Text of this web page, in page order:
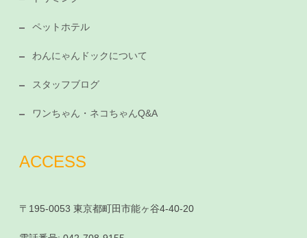
ペットホテル
わんにゃんドックについて
スタッフブログ
ワンちゃん・ネコちゃんQ&A
ACCESS
〒195-0053 東京都町田市能ヶ谷4-40-20